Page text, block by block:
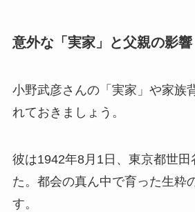
意外な「実家」と父親の影響
小野武彦さんの「実家」や家族
れておきましょう。
彼は1942年8月1日、東京都世田
た。都会の真ん中で育った生粋
す。